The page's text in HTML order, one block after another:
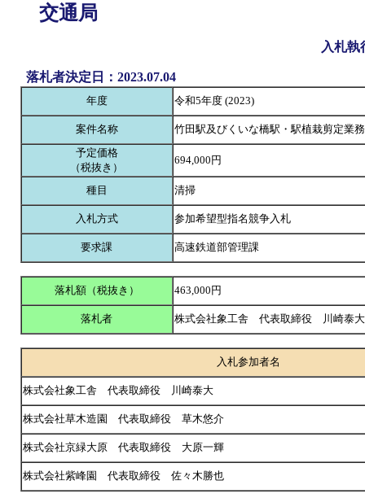
交通局
入札執
落札者決定日：2023.07.04
年度 令和5年度 (2023)
案件名称
竹田駅及びくいな橋駅・駅植栽剪定業務
予定価格
（税抜き）
694,000円
種目 清掃
入札方式 参加希望型指名競争入札
要求課 高速鉄道部管理課
落札額（税抜き） 463,000円
落札者 株式会社象工舎 代表取締役 川崎泰
入札参加者名
株式会社象工舎 代表取締役 川崎泰大
株式会社草木造園 代表取締役 草木悠介
株式会社京緑大原 代表取締役 大原一輝
株式会社紫峰園 代表取締役 佐々木勝也